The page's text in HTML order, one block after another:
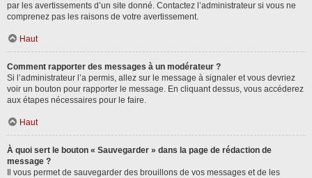
par les avertissements d’un site donné. Contactez l’administrateur si vous ne
comprenez pas les raisons de votre avertissement.
Haut
Comment rapporter des messages à un modérateur ?
Si l’administrateur l’a permis, allez sur le message à signaler et vous devriez
voir un bouton pour rapporter le message. En cliquant dessus, vous accéderez
aux étapes nécessaires pour le faire.
Haut
À quoi sert le bouton « Sauvegarder » dans la page de rédaction de
message ?
Il vous permet de sauvegarder des brouillons de vos messages et de les